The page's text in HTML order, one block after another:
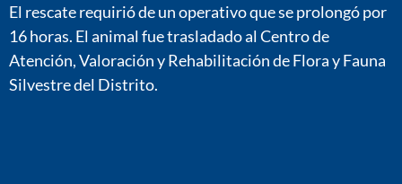
El rescate requirió de un operativo que se prolongó por
16 horas. El animal fue trasladado al Centro de
Atención, Valoración y Rehabilitación de Flora y Fauna
Silvestre del Distrito.